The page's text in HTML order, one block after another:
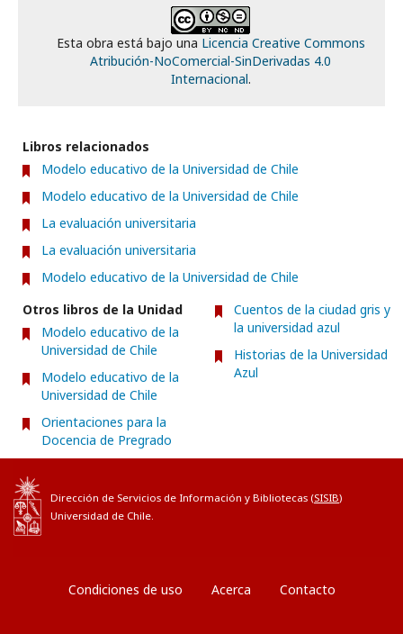
Esta obra está bajo una Licencia Creative Commons
Atribución-NoComercial-SinDerivadas 4.0
Internacional.
Libros relacionados
Modelo educativo de la Universidad de Chile
Modelo educativo de la Universidad de Chile
La evaluación universitaria
La evaluación universitaria
Modelo educativo de la Universidad de Chile
Otros libros de la Unidad
Modelo educativo de la
Universidad de Chile
Modelo educativo de la
Universidad de Chile
Orientaciones para la
Docencia de Pregrado
Cuentos de la ciudad gris y
la universidad azul
Historias de la Universidad
Azul
Dirección de Servicios de Información y Bibliotecas (SISIB)
Universidad de Chile.
Condiciones de uso Acerca Contacto